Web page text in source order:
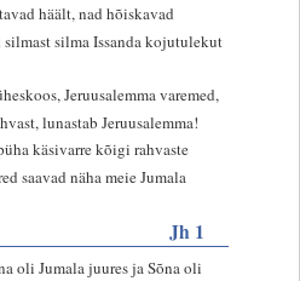
häält, nad hõiskavad
silmast silma Issanda kojutulekut
Jeruusalemma varemed,
lunastab Jeruusalemma!
käsivarre kõigi rahvaste
saavad näha meie Jumala
Jh 1
oli Jumala juures ja Sõna oli